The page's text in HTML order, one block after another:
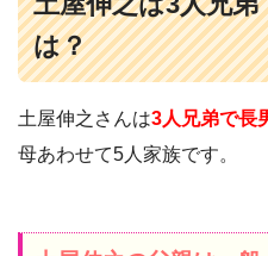
は？
土屋伸之さんは3人兄弟で長
母あわせて5人家族です。